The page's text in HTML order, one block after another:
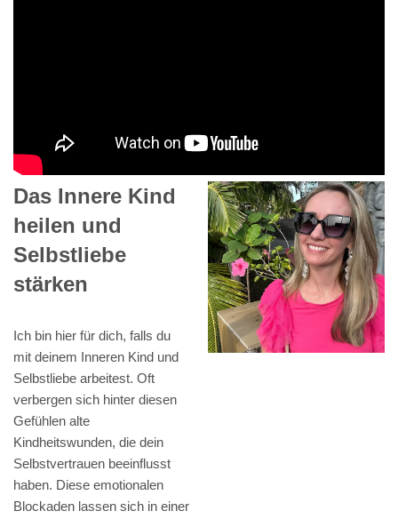
Das Innere Kind
heilen und
Selbstliebe
stärken
Ich bin hier für dich, falls du
mit deinem Inneren Kind und
Selbstliebe arbeitest. Oft
verbergen sich hinter diesen
Gefühlen alte
Kindheitswunden, die dein
Selbstvertrauen beeinflusst
haben. Diese emotionalen
Blockaden lassen sich in einer